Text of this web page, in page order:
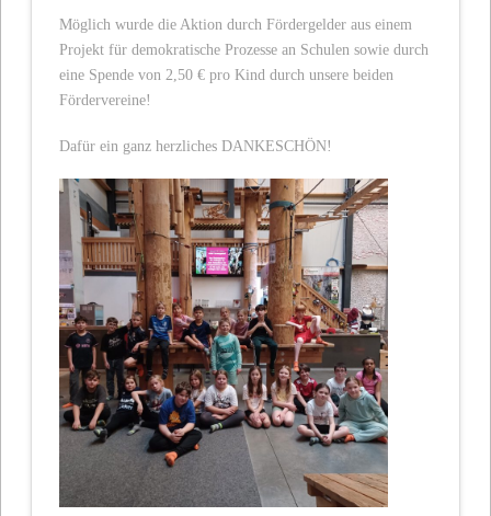
Möglich wurde die Aktion durch Fördergelder aus einem
Projekt für demokratische Prozesse an Schulen sowie durch
eine Spende von 2,50 € pro Kind durch unsere beiden
Fördervereine!
Dafür ein ganz herzliches DANKESCHÖN!